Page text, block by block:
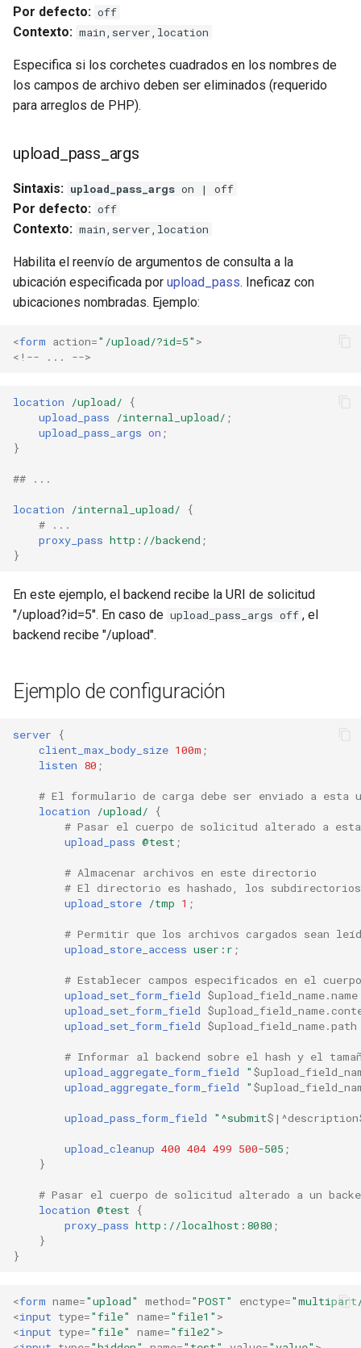
Por defecto: off
Contexto: main,server,location
Especifica si los corchetes cuadrados en los nombres de
los campos de archivo deben ser eliminados (requerido
para arreglos de PHP).
upload_pass_args
Sintaxis: upload_pass_args on | off
Por defecto: off
Contexto: main,server,location
Habilita el reenvío de argumentos de consulta a la
ubicación especificada por upload_pass. Ineficaz con
ubicaciones nombradas. Ejemplo:
<form action="/upload/?id=5" >
<!-- ... -->
location /upload/
{
upload_pass
/internal_upload/ ;
upload_pass_args on ;
}
## ...
location /internal_upload/
{
# ...
proxy_pass http://backend ;
}
En este ejemplo, el backend recibe la URI de solicitud
"/upload?id=5". En caso de upload_pass_args off , el
backend recibe "/upload".
Ejemplo de configuración
server
{
client_max_body_size 100m ;
listen 80 ;
# El formulario de carga debe ser enviado a esta
location
/upload/
{
# Pasar el cuerpo de solicitud alterado a
upload_pass @test ;
# Almacenar archivos en este directorio
# El directorio es hashado, los
upload_store /tmp 1 ;
# Permitir que los archivos cargados sean
upload_store_access user:r ;
# Establecer campos especificados en el
upload_set_form_field $upload_field_name.name
upload_set_form_field
upload_set_form_field $upload_field_name.path
# Informar al backend sobre el hash y el
upload_aggregate_form_field
"
upload_aggregate_form_field
"
upload_pass_form_field "^submit
upload_cleanup 400 404 499 500-505 ;
}
# Pasar el cuerpo de solicitud alterado a un
location @test
{
proxy_pass http://localhost:8080 ;
}
}
<form name="upload" method="POST" enctype=
<input type="file" name="file1" >
<input type="file" name="file2" >